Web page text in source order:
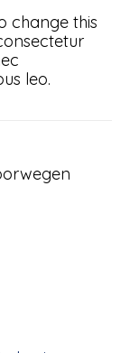
this
leo.